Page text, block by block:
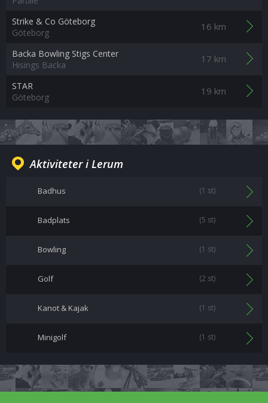
Strike & Co Göteborg
Göteborg
16 km
Backa Bowling Stigs Center
Hisings Backa
17 km
STAR
Göteborg
19 km
Aktiviteter i Lerum
Badhus (1 st)
Badplats (5 st)
Bowling (1 st)
Golf (2 st)
Kanot & Kajak (1 st)
Minigolf (1 st)